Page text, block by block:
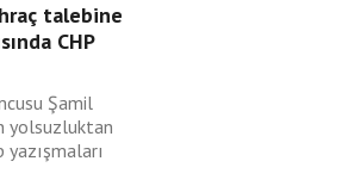
talebine
CHP
Şamil
yolsuzluktan